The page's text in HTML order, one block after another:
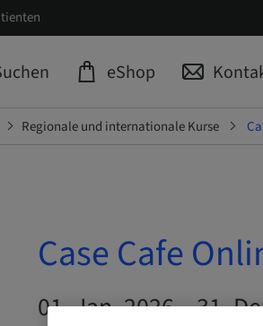
eShop
Regionale und internationale Kurse
Case Cafe
01. Jan. 2026 – 31.